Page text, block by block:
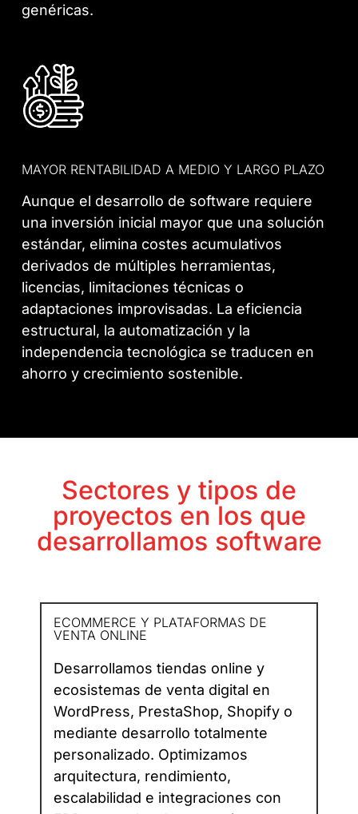
genéricas.
MAYOR RENTABILIDAD A MEDIO Y LARGO PLAZO
Aunque el desarrollo de software requiere
una inversión inicial mayor que una solución
estándar, elimina costes acumulativos
derivados de múltiples herramientas,
licencias, limitaciones técnicas o
adaptaciones improvisadas. La eficiencia
estructural, la automatización y la
independencia tecnológica se traducen en
ahorro y crecimiento sostenible.
Sectores y tipos de
proyectos en los que
desarrollamos software
ECOMMERCE Y PLATAFORMAS DE
VENTA ONLINE
Desarrollamos tiendas online y
ecosistemas de venta digital en
WordPress, PrestaShop, Shopify o
mediante desarrollo totalmente
personalizado. Optimizamos
arquitectura, rendimiento,
escalabilidad e integraciones con